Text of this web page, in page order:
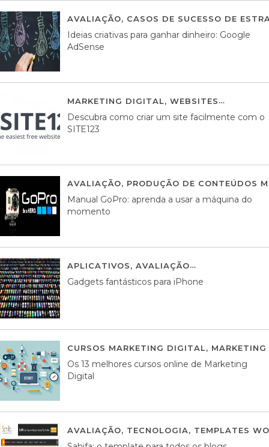
AVALIAÇÃO, CASOS DE SUCESSO DE
Ideias criativas para ganhar dinheiro: Google
AdSense
MARKETING DIGITAL, WEBSITES
Descubra como criar um site facilmente com o
SITE123
AVALIAÇÃO, PRODUÇÃO DE CONTEÚDOS
Manual GoPro: aprenda a usar a máquina do
momento
APLICATIVOS, AVALIAÇÃO
Gadgets fantásticos para iPhone
CURSOS MARKETING DIGITAL,
Os 13 melhores cursos online de Marketing
Digital
AVALIAÇÃO, TECNOLOGIA, TEMPLATES